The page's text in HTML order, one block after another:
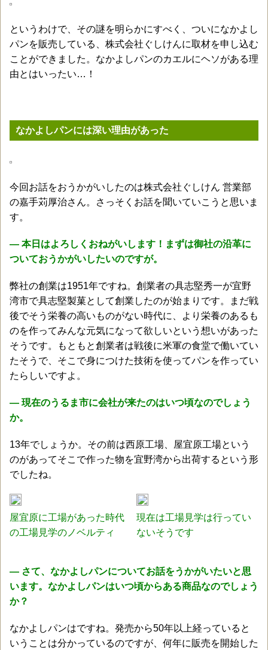
というわけで、その謎を明らかにすべく、ついになかよし
パンを販売している、株式会社ぐしけんに取材を申し込む
ことができました。なかよしパンのカエルにヘソがある理
由とはいったい…！
なかよしパンには深い理由があった
今回お話をおうかがいしたのは株式会社ぐしけん 営業部
の嘉手苅厚治さん。さっそくお話を聞いていこうと思いま
す。
― 本日はよろしくおねがいします！まずは御社の沿革に
ついておうかがいしたいのですが。
弊社の創業は1951年ですね。創業者の具志堅秀一が宜野
湾市で具志堅製菓として創業したのが始まりです。まだ戦
後でそう栄養の高いものがない時代に、より栄養のあるも
のを作ってみんな元気になって欲しいという想いがあった
そうです。もともと創業者は戦後に米軍の食堂で働いてい
たそうで、そこで身につけた技術を使ってパンを作ってい
たらしいですよ。
― 現在のうるま市に会社が来たのはいつ頃なのでしょう
か。
13年でしょうか。その前は西原工場、屋宜原工場という
のがあってそこで作った物を宜野湾から出荷するという形
でしたね。
屋宜原に工場があった時代
の工場見学のノベルティ
現在は工場見学は行ってい
ないそうです
― さて、なかよしパンについてお話をうかがいたいと思
います。なかよしパンはいつ頃からある商品なのでしょう
か？
なかよしパンはですね。発売から50年以上経っていると
いうことは分かっているのですが、何年に販売を開始した